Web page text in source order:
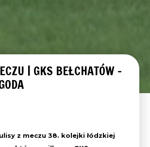
| GKS BEŁCHATÓW –
z meczu 38. kolejki łódzkiej